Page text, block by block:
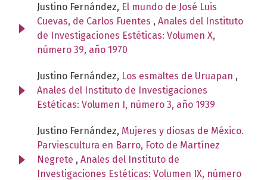
Justino Fernández, El mundo de José Luis
Cuevas, de Carlos Fuentes , Anales del Instituto
de Investigaciones Estéticas: Volumen X,
número 39, año 1970
Justino Fernández, Los esmaltes de Uruapan ,
Anales del Instituto de Investigaciones
Estéticas: Volumen I, número 3, año 1939
Justino Fernández, Mujeres y diosas de México.
Parviescultura en Barro, Foto de Martínez
Negrete , Anales del Instituto de
Investigaciones Estéticas: Volumen IX, número